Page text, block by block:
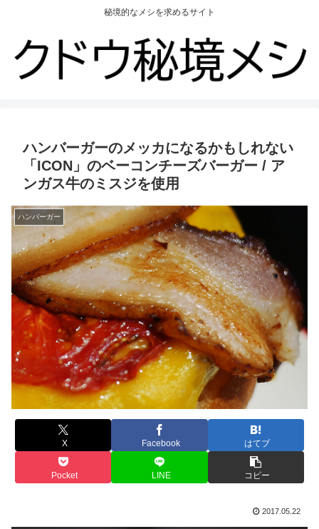
秘境的なメシを求めるサイト
ハンバーガーのメッカになるかもしれない
「ICON」のベーコンチーズバーガー / ア
ンガス牛のミスジを使用
ハンバーガー
X Facebook はてブ
Pocket LINE コピー
2017.05.22